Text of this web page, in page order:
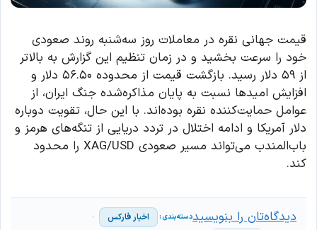
قیمت جهانی نقره در معاملات روز سه‌شنبه روند صعودی
خود را سرعت بخشید و در زمان تنظیم این گزارش به بالاتر
از ۵۹ دلار رسید. بازگشت قیمت از محدوده ۵۶.۵۰ دلار و
افزایش امیدها نسبت به پایان مذاکره‌شده جنگ ایران، از
عوامل حمایت‌کننده نقره بوده‌اند. با این حال، تقویت دوباره
دلار آمریکا و ادامه اختلال در تردد دریایی از تنگه‌های هرمز و
باب‌المندب می‌تواند مسیر صعودی XAG/USD را محدود
کند.
اخبار فارکس دیدگاه‌تان را بنویسید